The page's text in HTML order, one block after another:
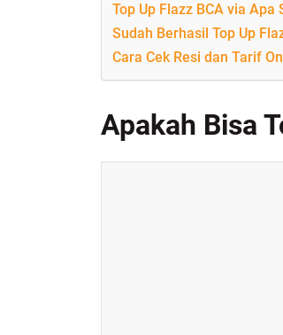
Top Up Flazz BCA via Apa
Sudah Berhasil Top Up
Cara Cek Resi dan Tarif
Apakah Bisa